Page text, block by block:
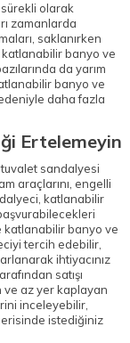
olarak
zamanlarda
saklanırken
katlanabilir banyo ve
da yarım
banyo ve
daha fazla
Ertelemeyin
sandalyesi
araçlarını, engelli
katlanabilir
katlanabilir banyo ve
tercih edebilir,
ihtiyacınız
satışı
ve az yer kaplayan
inceleyebilir,
istediğiniz